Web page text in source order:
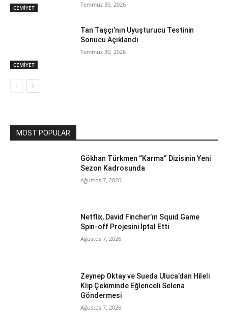
CEMİYET Temmuz 30, 2026
CEMİYET
Tan Taşçı’nın Uyuşturucu Testinin
Sonucu Açıklandı
Temmuz 30, 2026
MOST POPULAR
Gökhan Türkmen “Karma” Dizisinin Yeni
Sezon Kadrosunda
Ağustos 7, 2026
Netflix, David Fincher’ın Squid Game
Spin-off Projesini İptal Etti
Ağustos 7, 2026
Zeynep Oktay ve Sueda Uluca’dan Hileli
Klip Çekiminde Eğlenceli Selena
Göndermesi
Ağustos 7, 2026